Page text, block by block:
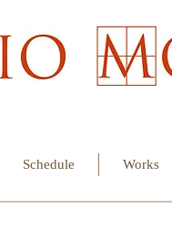
Schedule Works